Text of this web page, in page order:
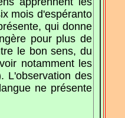
mois d'espéranto
qui donne
pour plus de
le bon sens, du
notamment les
L'observation des
ne présente